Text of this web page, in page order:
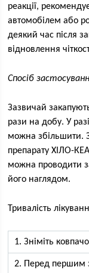
реакції,
автомобілем або
деякий час після
відновлення
Спосіб
Зазвичай
рази на добу. У
можна збільшити.
препарату ХІЛО-
можна проводити
його наглядом.
Тривалість
1. Зніміть
2. Перед першим